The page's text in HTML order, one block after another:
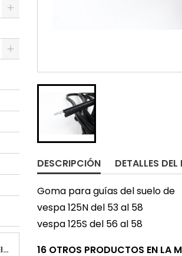
JUNTA TAPÓN ACEITE VESPA
DESCRIPCIÓN DETALLES
Goma para guías del suelo de
vespa 125N del 53 al 58
vespa 125S del 56 al 58
16 OTROS PRODUCTOS EN LA